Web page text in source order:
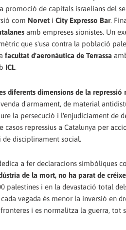
promoció de capitals israelians del
com Norvet i City Expresso Bar.
amb empreses sionistes. Un
que s'usa contra la població
facultat d'aeronàutica de Terrassa
ICL.
diferents dimensions de la
d'armament, de material
la persecució i l'enjudiciament de
casos repressius a Catalunya per
de disciplinament social.
a fer declaracions simbòliques
de la mort, no ha parat de
palestines i en la devastació total
vegada és menor la inversió en
i es normalitza la guerra, tot